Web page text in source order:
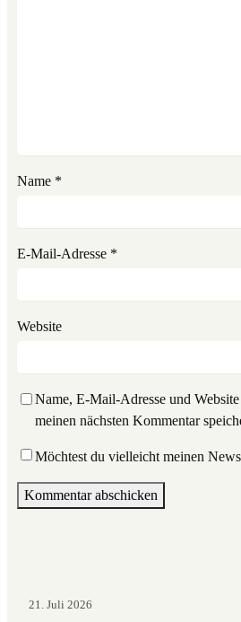
Name *
E-Mail-Adresse *
Website
Name, E-Mail-Adresse und
meinen nächsten Kommentar
Möchtest du vielleicht meinen
21. Juli 2026